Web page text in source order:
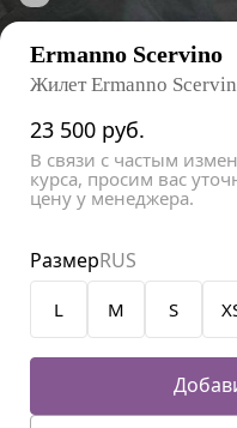
Ermanno Scervino
Жилет Ermanno
23 500 руб.
В связи с частым
курса, просим вас
цену у менеджера.
L M S
РазмерRUS